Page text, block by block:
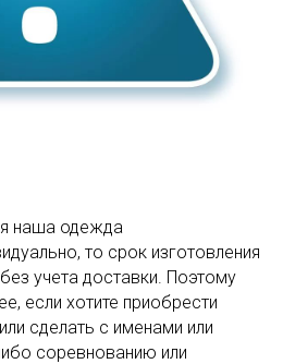
наша одежда
то срок изготовления
учета доставки. Поэтому
если хотите приобрести
сделать с именами или
соревнованию или